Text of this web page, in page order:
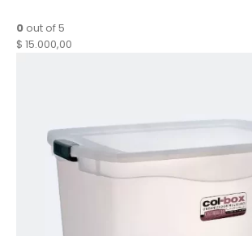
0 out of 5
$ 15.000,00